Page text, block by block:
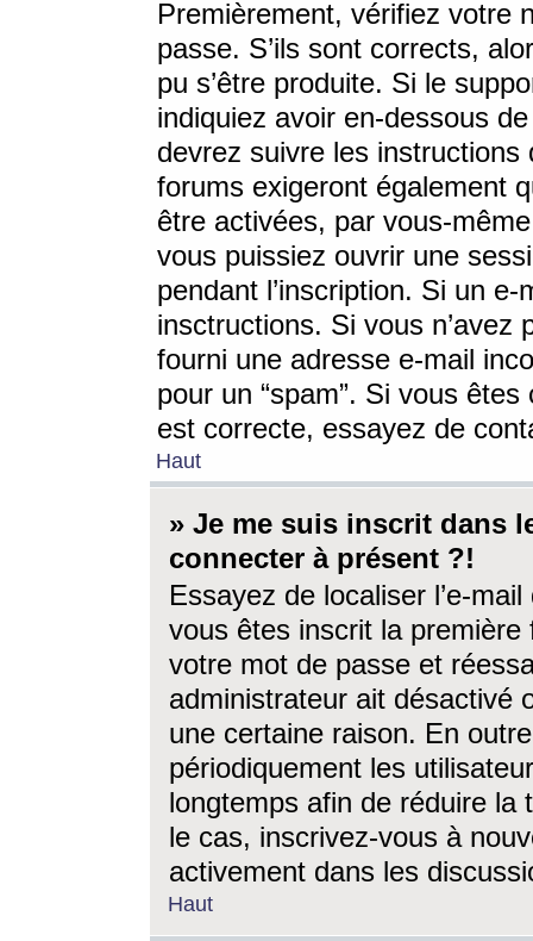
Premièrement, vérifiez votre
passe. S’ils sont corrects,
pu s’être produite. Si le
indiquiez avoir en-dessous
devrez suivre les
forums exigeront également
être activées, par vous-
vous puissiez ouvrir une
pendant l’inscription. Si un
insctructions. Si vous n’avez
fourni une adresse e-mail
pour un “spam”. Si vous
est correcte, essayez de
Haut
» Je me suis inscrit dans
connecter à présent ?!
Essayez de localiser l’e-
vous êtes inscrit la première
votre mot de passe et
administrateur ait désactivé
une certaine raison. En
périodiquement les
longtemps afin de réduire la
le cas, inscrivez-vous à
activement dans les
Haut